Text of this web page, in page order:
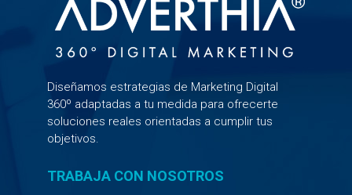
Diseñamos estrategias de Marketing Digital
360º adaptadas a tu medida para ofrecerte
soluciones reales orientadas a cumplir tus
objetivos.
TRABAJA CON NOSOTROS